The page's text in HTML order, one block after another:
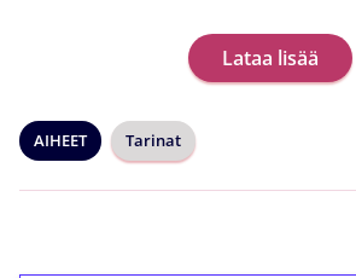
Lataa lisää
AIHEET Tarinat